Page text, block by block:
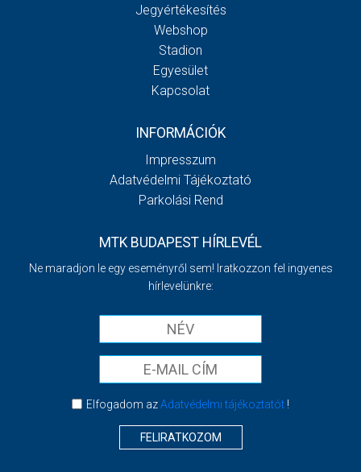
Jegyértékesítés
Webshop
Stadion
Egyesület
Kapcsolat
INFORMÁCIÓK
Impresszum
Adatvédelmi Tájékoztató
Parkolási Rend
MTK BUDAPEST HÍRLEVÉL
Ne maradjon le egy eseményről sem! Iratkozzon fel ingyenes
hírlevelünkre:
Elfogadom azAdatvédelmi tájékoztatót!
FELIRATKOZOM